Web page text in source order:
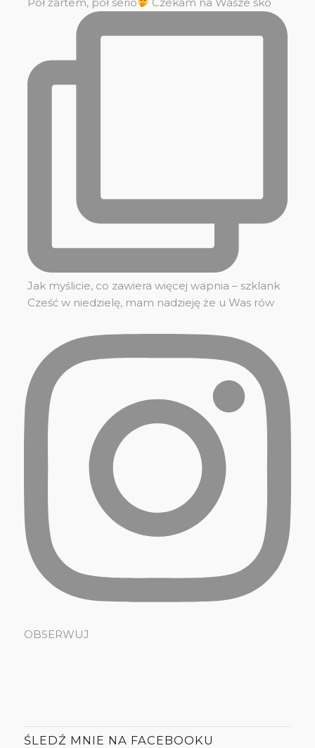
Jak myślicie, co zawiera więcej wapnia – szklank
Cześć w niedzielę, mam nadzieję że u Was rów
OBSERWUJ
ŚLEDŹ MNIE NA FACEBOOKU